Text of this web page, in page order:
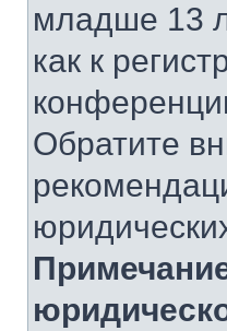
младше 13
как к
Обратите